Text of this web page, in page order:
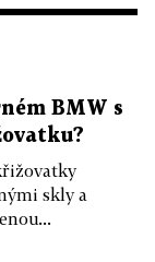
BMW s
skly a